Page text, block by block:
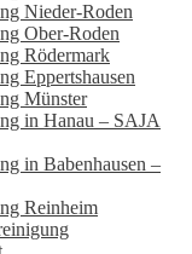
Nieder-Roden
Ober-Roden
Rödermark
Eppertshausen
Münster
in Hanau – SAJA
in Babenhausen –
Reinheim